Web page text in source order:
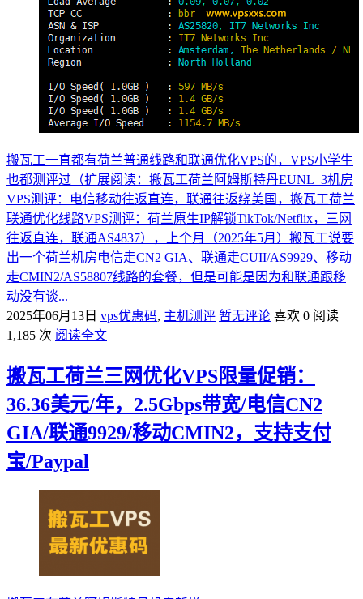
搬瓦工一直都有荷兰普通线路和联通优化VPS的，VPS小学生
也都测评过（扩展阅读：搬瓦工荷兰阿姆斯特丹EUNL_3机房
VPS测评：电信移动往返直连，联通往返绕美国，搬瓦工荷兰
联通优化线路VPS测评：荷兰原生IP解锁TikTok/Netflix，三网
往返直连，联通AS4837），上个月（2025年5月）搬瓦工说要
出一个荷兰机房电信走CN2 GIA、联通走CUII/AS9929、移动
走CMIN2/AS58807线路的套餐，但是可能是因为和联通跟移
动没有谈...
2025年06月13日 vps优惠码, 主机测评 暂无评论 喜欢 0 阅读
1,185 次 阅读全文
搬瓦工荷兰三网优化VPS限量促销：
36.36美元/年，2.5Gbps带宽/电信CN2
GIA/联通9929/移动CMIN2，支持支付
宝/Paypal